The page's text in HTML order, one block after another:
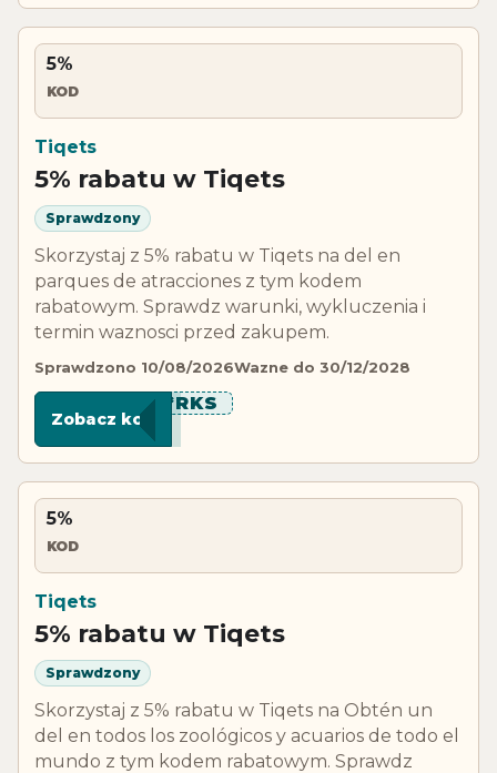
5%
KOD
Tiqets
5% rabatu w Tiqets
Sprawdzony
Skorzystaj z 5% rabatu w Tiqets na del en
parques de atracciones z tym kodem
rabatowym. Sprawdz warunki, wykluczenia i
termin waznosci przed zakupem.
Sprawdzono 10/08/2026Wazne do 30/12/2028
******RKS
Zobacz kod
5%
KOD
Tiqets
5% rabatu w Tiqets
Sprawdzony
Skorzystaj z 5% rabatu w Tiqets na Obtén un
del en todos los zoológicos y acuarios de todo el
mundo z tym kodem rabatowym. Sprawdz